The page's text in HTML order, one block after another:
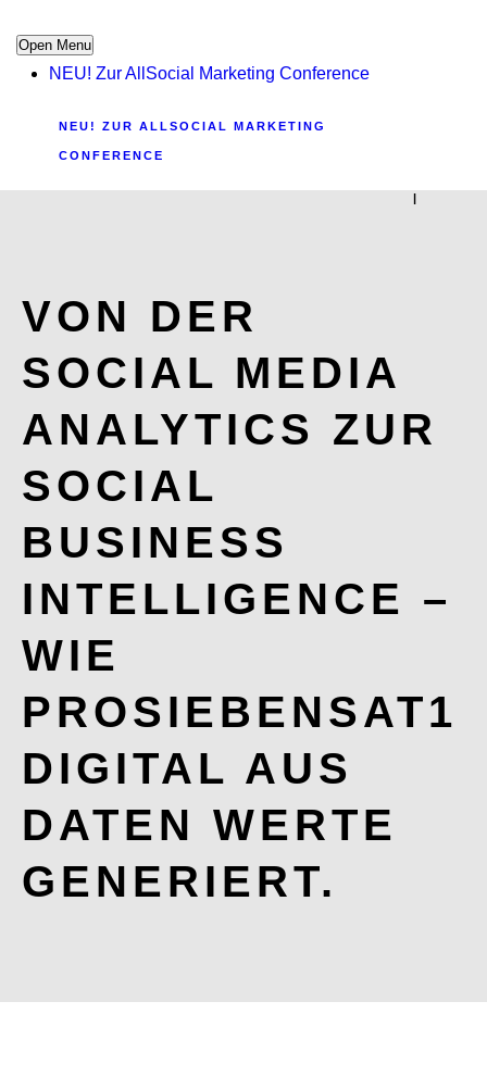
Open Menu
NEU! Zur AllSocial Marketing Conference
NEU! ZUR ALLSOCIAL MARKETING
CONFERENCE
|
VON DER
SOCIAL MEDIA
ANALYTICS ZUR
SOCIAL
BUSINESS
INTELLIGENCE –
WIE
PROSIEBENSAT1
DIGITAL AUS
DATEN WERTE
GENERIERT.